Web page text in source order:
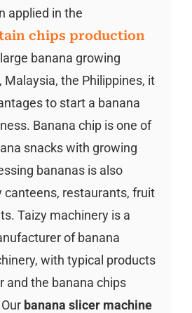
applied in the
chips production
banana growing
Malaysia, the Philippines, it
to start a banana
Banana chip is one of
snacks with growing
bananas is also
canteens, restaurants, fruit
Taizy machinery is a
of banana
with typical products
and the banana chips
banana slicer machine